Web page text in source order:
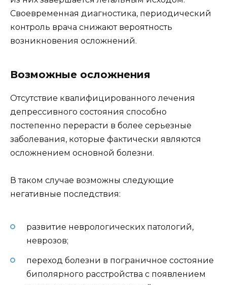
Своевременная диагностика, периодический
контроль врача снижают вероятность
возникновения осложнений.
Возможные осложнения
Отсутствие квалифицированного лечения
депрессивного состояния способно
постепенно перерасти в более серьезные
заболевания, которые фактически являются
осложнением основной болезни.
В таком случае возможны следующие
негативные последствия:
развитие неврологических патологий,
неврозов;
переход болезни в пограничное состояние
биполярного расстройства с появлением